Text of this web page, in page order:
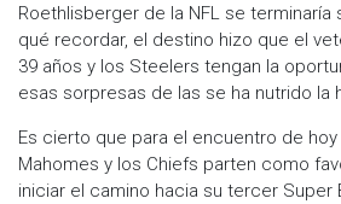
Roethlisberger de la NFL se terminaría
qué recordar, el destino hizo que el
39 años y los Steelers tengan la
esas sorpresas de las se ha nutrido la
Es cierto que para el encuentro de
Mahomes y los Chiefs parten como
iniciar el camino hacia su tercer Super